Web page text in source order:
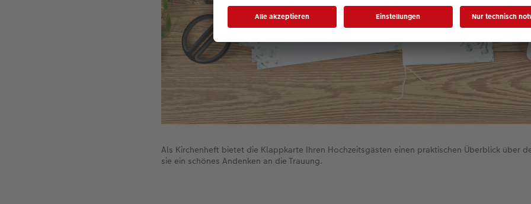
Als Kirchenheft bietet die Klappkarte Ihren Hochzeitsgästen einen praktischen Überblick über
sie ein schönes Andenken an die Trauung.